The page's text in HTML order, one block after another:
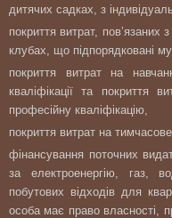
дитячих садках, з
покриття витрат, пов’язаних
клубах, що підпорядковані
покриття витрат на
кваліфікації та покриття
професійну кваліфікацію,
покриття витрат на
фінансування поточних
за електроенергію, газ,
побутових відходів для
особа має право власності,